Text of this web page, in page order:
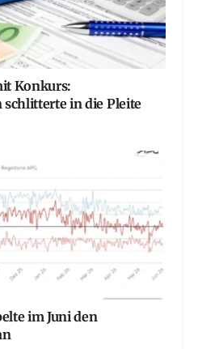
Konkurs:
in die Pleite
im Juni den